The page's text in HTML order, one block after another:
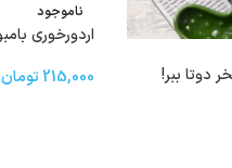
دوتا ببر!
ناموجود
اردور‌خوری بامبو
215,000 تومان